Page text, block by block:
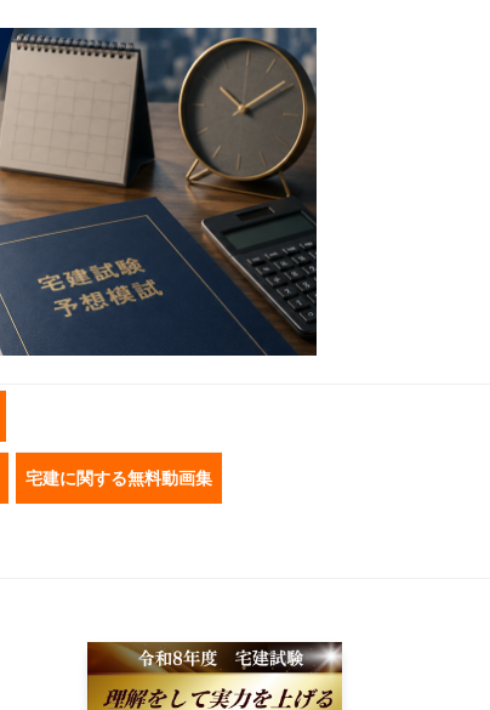
宅建に関する無料動画集